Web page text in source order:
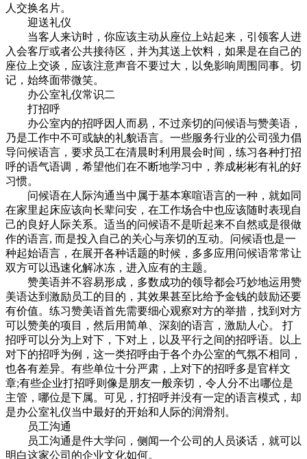
人交换名片。
迎送礼仪
当客人来访时，你应该主动从座位上站起来，引领客人进
入会客厅或者公共接待区，并为其送上饮料，如果是在自己的
座位上交谈，应该注意声音不要过大，以免影响周围同事。切
记，始终面带微笑。
办公室礼仪常识二
打招呼
办公室内的招呼因人而易，不过亲切的问候语与赞美语，
乃是工作中不可或缺的礼貌语言。一些服务行业的公司强力倡
导问候语言，要求员工在清晨时利用晨会时间，练习各种打招
呼的语气语调，希望他们在不断地学习中，养成彬彬有礼的好
习惯。
问候语在人际沟通当中属于基本寒喧语言的一种，就如同
在家里起床应该向长辈问安，在工作场合中也应该随时表现自
己的良好人际关系。适当的问候语不是听起来不自然或是很做
作的语言, 而是投入自己的关心与亲切的互动。问候语也是一
种起始语言，在展开各种话题的时候，多多应用问候语常常让
双方可以迅速化解冰冻，进入应有的主题。
赞美语并不容易形成，多数成功的领导都会巧妙地运用赞
美语达到激励员工的目的，其效果甚至比给予金钱的鼓励还要
有价值。练习赞美语首先需要细心观察对方的举措，找到对方
可以赞美的项目，然后用简单、深刻的语言，激励人心。 打
招呼可以分为上对下，下对上，以及平行之间的招呼语。以上
对下的招呼为例，这一类招呼由于各个办公室的气氛不相同，
也各有差异。有些单位十分严肃，上对下的招呼多是官样文
章;有些企业打招呼则像是朋友一般亲切，令人分不出哪位是
主管，哪位是下属。可见，打招呼并没有一定的语言模式，却
是办公室礼仪当中最好的开始和人际的润滑剂。
员工沟通
员工沟通是件大学问，侧闻一个公司的人员谈话，就可以
明白这家公司的企业文化如何。